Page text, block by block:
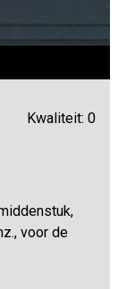
Kwaliteit: 0
voor de